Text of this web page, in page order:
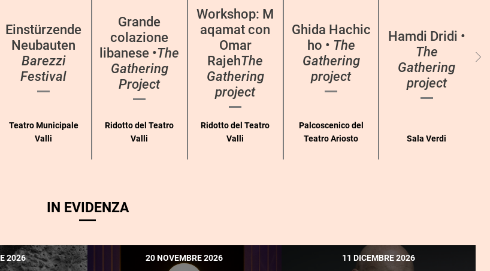
Einstürzende
Neubauten
Barezzi
Festival
Teatro Municipale
Valli
Grande
colazione
libanese •The
Gathering
Project
Ridotto del Teatro
Valli
Workshop: M
aqamat con
Omar
RajehThe
Gathering
project
Ridotto del Teatro
Valli
Ghida Hachic
ho • The
Gathering
project
Palcoscenico del
Teatro Ariosto
Hamdi Dridi •
The
Gathering
project
Sala Verdi
IN EVIDENZA
2026 20 NOVEMBRE 2026 11 DICEMBRE 2026